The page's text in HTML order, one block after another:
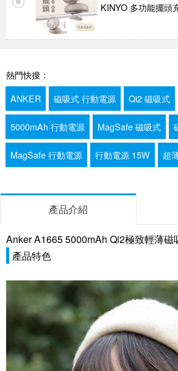
KINYO 多功能擺頭
熱門快搜：
ANKER
磁吸式 行動電源 Qi2 磁吸式
5000mAh 行動電源 MagSafe 磁吸式
MagSafe 行動電源 行動電源 15W 超
產品介紹
Anker A1665 5000mAh Qi2極致輕薄磁
產品特色